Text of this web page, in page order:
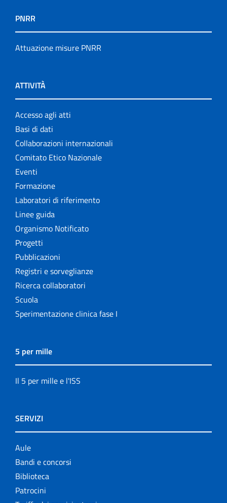
PNRR
Attuazione misure PNRR
ATTIVITÀ
Accesso agli atti
Basi di dati
Collaborazioni internazionali
Comitato Etico Nazionale
Eventi
Formazione
Laboratori di riferimento
Linee guida
Organismo Notificato
Progetti
Pubblicazioni
Registri e sorveglianze
Ricerca collaboratori
Scuola
Sperimentazione clinica fase I
5 per mille
Il 5 per mille e l'ISS
SERVIZI
Aule
Bandi e concorsi
Biblioteca
Patrocini